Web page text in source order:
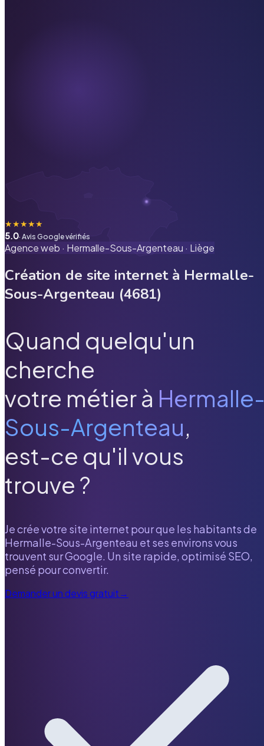
★★★★★
5.0· Avis Google vérifiés
Agence web · Hermalle-Sous-Argenteau · Liège
Création de site internet à Hermalle-
Sous-Argenteau (4681)
Quand quelqu'un
cherche
votre métier à
Sous-Argenteau,
est-ce qu'il vous
trouve ?
Je crée votre site internet pour que les habitants de
Hermalle-Sous-Argenteau et ses environs vous
trouvent sur Google. Un site rapide, optimisé SEO,
pensé pour convertir.
Demander un devis gratuit→